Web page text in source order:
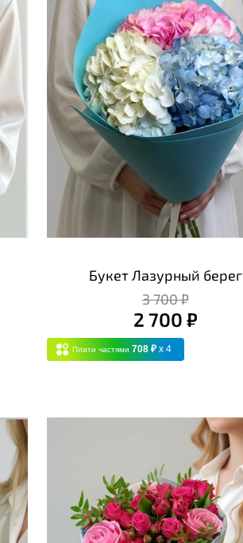
Букет Лазурный берег
3 700 ₽
2 700 ₽
Плати частями 708 ₽ x 4